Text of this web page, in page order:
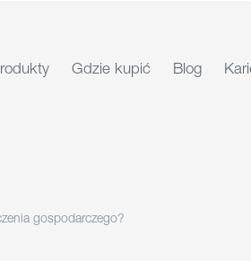
Gdzie kupić Blog
gospodarczego?